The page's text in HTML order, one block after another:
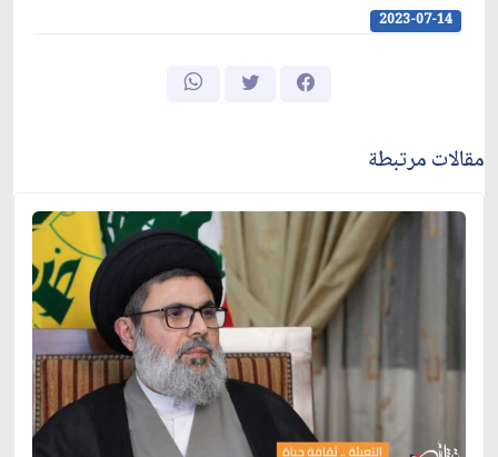
2023-07-14
مقالات مرتبطة